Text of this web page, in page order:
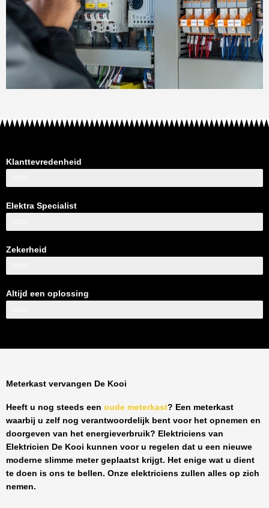
Klanttevredenheid
Elektra Specialist
Zekerheid
Altijd een oplossing
Meterkast vervangen De Kooi
Heeft u nog steeds een oude meterkast? Een meterkast
waarbij u zelf nog verantwoordelijk bent voor het opnemen en
doorgeven van het energieverbruik? Elektriciens van
Elektricien De Kooi kunnen voor u regelen dat u een nieuwe
moderne slimme meter geplaatst krijgt. Het enige wat u dient
te doen is ons te bellen. Onze elektriciens zullen alles op zich
nemen.